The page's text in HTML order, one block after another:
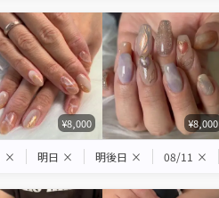
¥8,000 ¥8,000
× 明日 × 明後日 × 08/11 ×